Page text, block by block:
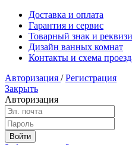
Доставка и оплата
Гарантия и сервис
Товарный знак и
Дизайн ванных комнат
Контакты и схема
Авторизация / Регистрация
Закрыть
Авторизация